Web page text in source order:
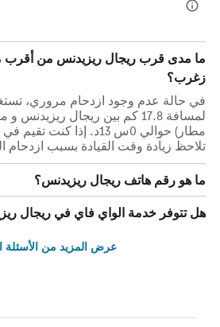
ما مدى قرب ريجال ريزيدنس من أقرب
زغرب؟
في حالة عدم وجود ازدحام مروري،
لمسافة 17.8 كم بين ريجال
مطار) حوالي 0س 13د. إذا
تلاحظ زيادة وقت القيادة بسبب ازدحام
ما هو رقم هاتف ريجال ريزيدنس؟
هل تتوفر خدمة الواي فاي في ريجال
عرض المزيد من الأسئلة